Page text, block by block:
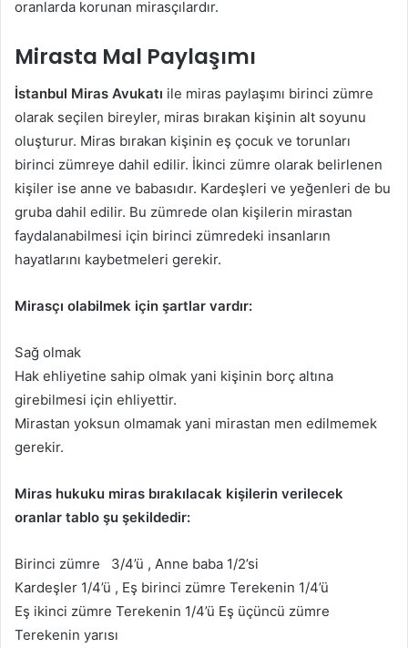
oranlarda korunan mirasçılardır.
Mirasta Mal Paylaşımı
İstanbul Miras Avukatı ile miras paylaşımı birinci zümre
olarak seçilen bireyler, miras bırakan kişinin alt soyunu
oluşturur. Miras bırakan kişinin eş çocuk ve torunları
birinci zümreye dahil edilir. İkinci zümre olarak belirlenen
kişiler ise anne ve babasıdır. Kardeşleri ve yeğenleri de bu
gruba dahil edilir. Bu zümrede olan kişilerin mirastan
faydalanabilmesi için birinci zümredeki insanların
hayatlarını kaybetmeleri gerekir.
Mirasçı olabilmek için şartlar vardır:
Sağ olmak
Hak ehliyetine sahip olmak yani kişinin borç altına
girebilmesi için ehliyettir.
Mirastan yoksun olmamak yani mirastan men edilmemek
gerekir.
Miras hukuku miras bırakılacak kişilerin verilecek
oranlar tablo şu şekildedir:
Birinci zümre 3/4’ü , Anne baba 1/2’si
Kardeşler 1/4’ü , Eş birinci zümre Terekenin 1/4’ü
Eş ikinci zümre Terekenin 1/4’ü Eş üçüncü zümre
Terekenin yarısı